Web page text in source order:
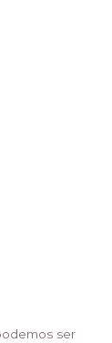
ser